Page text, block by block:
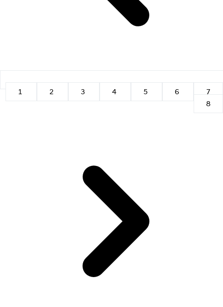
1 2 3 4 5 6
7
8